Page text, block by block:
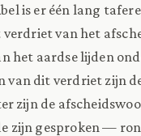
is er één lang
verdriet van het
het aardse lijden
van dit verdriet zijn
zijn de
zijn gesproken —